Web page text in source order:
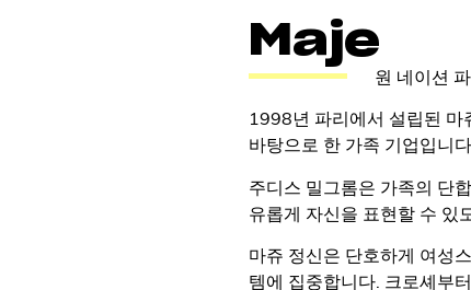
Maje
원 네이션
1998년 파리에서 설립된 마
바탕으로 한 가족 기업입니
주디스 밀그롬은 가족의 단
유롭게 자신을 표현할 수 있
마쥬 정신은 단호하게 여성
템에 집중합니다. 크로셰부